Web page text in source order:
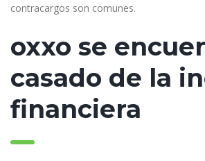
contracargos son comunes.
oxxo se
casado de la
financiera